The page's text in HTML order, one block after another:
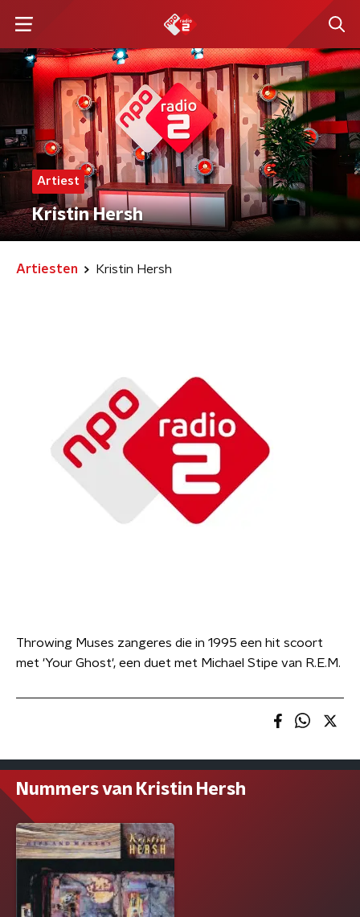
Artiest
Kristin Hersh
Artiesten Kristin Hersh
Throwing Muses zangeres die in 1995 een hit scoort
met 'Your Ghost', een duet met Michael Stipe van R.E.M.
Nummers van Kristin Hersh